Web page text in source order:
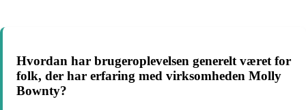
Hvordan har brugeroplevelsen generelt været for
folk, der har erfaring med virksomheden Molly
Bownty?